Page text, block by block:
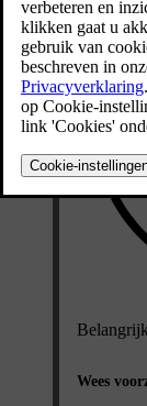
Belangrijk
Wees